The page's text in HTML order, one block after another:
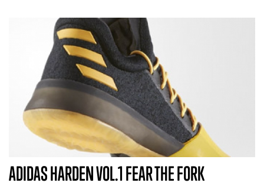
ADIDAS HARDEN VOL.1 FEAR THE FORK